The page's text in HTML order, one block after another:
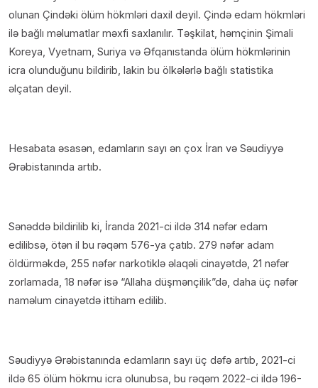
olunan Çindəki ölüm hökmləri daxil deyil. Çində edam hökmləri
ilə bağlı məlumatlar məxfi saxlanılır. Təşkilat, həmçinin Şimali
Koreya, Vyetnam, Suriya və Əfqanıstanda ölüm hökmlərinin
icra olunduğunu bildirib, lakin bu ölkələrlə bağlı statistika
əlçatan deyil.
Hesabata əsasən, edamların sayı ən çox İran və Səudiyyə
Ərəbistanında artıb.
Sənəddə bildirilib ki, İranda 2021-ci ildə 314 nəfər edam
edilibsə, ötən il bu rəqəm 576-ya çatıb. 279 nəfər adam
öldürməkdə, 255 nəfər narkotiklə əlaqəli cinayətdə, 21 nəfər
zorlamada, 18 nəfər isə “Allaha düşmənçilik”də, daha üç nəfər
naməlum cinayətdə ittiham edilib.
Səudiyyə Ərəbistanında edamların sayı üç dəfə artıb, 2021-ci
ildə 65 ölüm hökmu icra olunubsa, bu rəqəm 2022-ci ildə 196-